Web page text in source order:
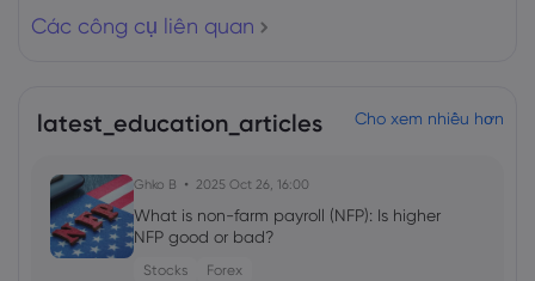
Các công cụ liên quan
latest_education_articles Cho xem nhiều hơn
Ghko B 2025 Oct 26, 16:00
What is non-farm payroll (NFP): Is higher
NFP good or bad?
Stocks Forex